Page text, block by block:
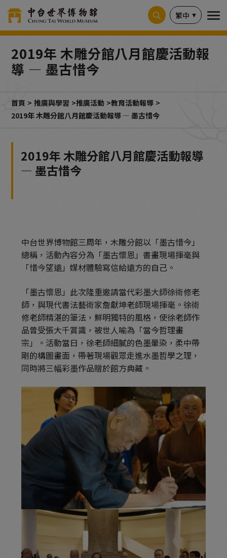
繁中
2019年 木雕分館八月館慶活動報
導 — 墨古惜今
首頁 推廣與學習 推廣活動
教育活動報導
2019年 木雕分館八月館慶活動報導 — 墨古惜今
2019年 木雕分館八月館慶活動報導
— 墨古惜今
中台世界博物館三周年，木雕分館以「墨古惜今」
總稱，活動內容分為「墨古懷恩」書畫現場揮毫與
「惜今望遠」媒材體驗寫信給遠方的自己。
「墨古懷恩」此次隆重邀請當代彩墨大師徐術修老
師，與現代書法藝術家詹獻坤老師現場揮毫。徐術
修老師精湛的筆法，鮮明獨特的風格，使徐老師作
品曾受張大千賞識，被世人喻為「當今哲理畫
宗」。活動當日，徐老師細膩的色墨暈染，柔中帶
剛的構圖畫面，帶著現場觀眾走進水墨哲學之理，
同時將三幅彩墨作品贈於館方典藏。
Cookie管理面板